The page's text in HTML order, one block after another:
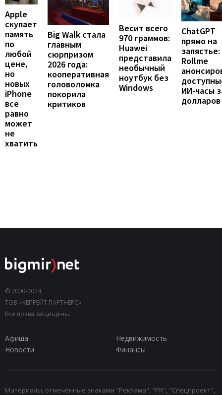
Apple
скупает
память
по
любой
цене,
но
новых
iPhone
все
равно
может
не
хватить
Big Walk стала
главным
сюрпризом
2026 года:
кооперативная
головоломка
покорила
критиков
Весит всего
970 граммов:
Huawei
представила
необычный
ноутбук без
Windows
ChatGPT
прямо на
запястье:
Rollme
ИИ-часы
долларов
© 2000-2024,
ТОВ «КЕПРЕЙТ ПАРТНЕРС».
Все права защищены.
Афиша
Недвижимость
Новости
Финансы
Материалы, отмеченные знаками "Реклама", "PR", "Спецпроект",